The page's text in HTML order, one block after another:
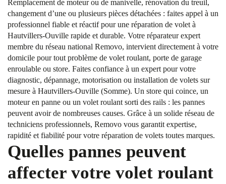
Remplacement de moteur ou de manivelle, rénovation du treuil,
changement d’une ou plusieurs pièces détachées : faites appel à un
professionnel fiable et réactif pour une réparation de volet à
Hautvillers-Ouville rapide et durable. Votre réparateur expert
membre du réseau national Removo, intervient directement à votre
domicile pour tout problème de volet roulant, porte de garage
enroulable ou store. Faites confiance à un expert pour votre
diagnostic, dépannage, motorisation ou installation de volets sur
mesure à Hautvillers-Ouville (Somme). Un store qui coince, un
moteur en panne ou un volet roulant sorti des rails : les pannes
peuvent avoir de nombreuses causes. Grâce à un solide réseau de
techniciens professionnels, Removo vous garantit expertise,
rapidité et fiabilité pour votre réparation de volets toutes marques.
Quelles pannes peuvent
affecter votre volet roulant